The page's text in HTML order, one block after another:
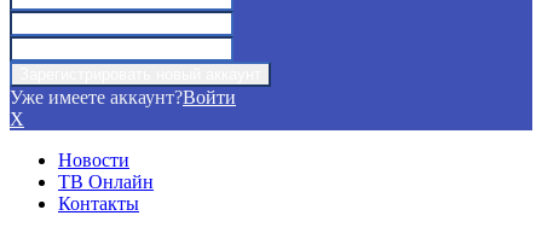
Уже имеете аккаунт?Войти
X
Новости
ТВ Онлайн
Контакты